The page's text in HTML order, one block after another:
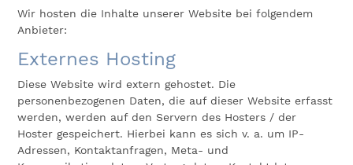
Wir hosten die Inhalte unserer Website bei folgendem
Anbieter:
Externes Hosting
Diese Website wird extern gehostet. Die
personenbezogenen Daten, die auf dieser Website erfasst
werden, werden auf den Servern des Hosters / der
Hoster gespeichert. Hierbei kann es sich v. a. um IP-
Adressen, Kontaktanfragen, Meta- und